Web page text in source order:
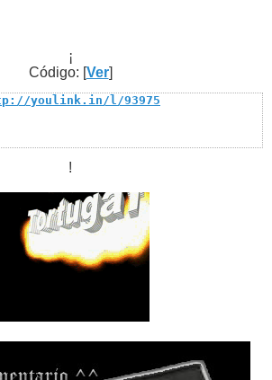
¡
Código: [Ver]
youlink.in/l/93975
!